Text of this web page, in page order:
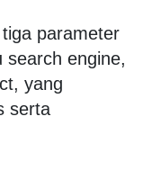
parameter
search engine,
yang
serta